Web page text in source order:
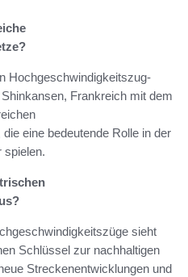
Hochgeschwindigkeitszug-
Frankreich mit dem
eine bedeutende Rolle in der
spielen.
sieht
Schlüssel zur nachhaltigen
Streckenentwicklungen und